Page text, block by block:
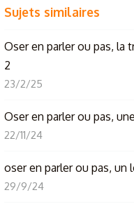
Sujets similaires
Oser en parler ou pas,
2
23/2/25
Oser en parler ou pas,
22/11/24
oser en parler ou pas, un
29/9/24